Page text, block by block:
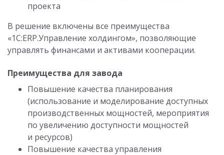
проекта
В решение включены все преимущества
«1С:ERP.Управление холдингом», позволяющие
управлять финансами и активами кооперации.
Преимущества для завода
Повышение качества планирования
(использование и моделирование доступных
производственных мощностей, мероприятия
по увеличению доступности мощностей
и ресурсов)
Повышение качества управления